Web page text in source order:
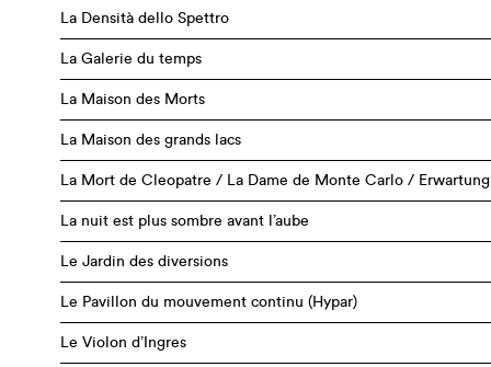
La Densità dello Spettro
La Galerie du temps
La Maison des Morts
La Maison des grands lacs
La Mort de Cleopatre / La Dame de Monte Carlo / Erwartung
La nuit est plus sombre avant l’aube
Le Jardin des diversions
Le Pavillon du mouvement continu (Hypar)
Le Violon d’Ingres